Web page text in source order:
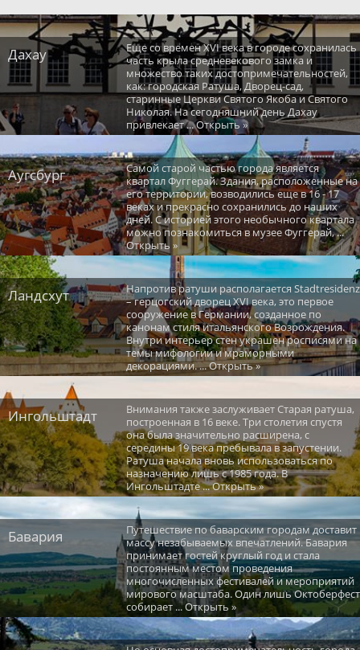
Дахау
Еще со времен XVI века в городе сохранилась
часть крыла средневекового замка и
множество таких достопримечательностей,
как: городская Ратуша, Дворец-сад,
старинные Церкви Святого Якоба и Святого
Николая. На сегодняшний день Дахау
привлекает ... Открыть »
Аугсбург
Самой старой частью города является
квартал Фуггерай. Здания, расположенные на
его территории, возводились еще в 16 - 17
веках и прекрасно сохранились до наших
дней. С историей этого необычного квартала
можно познакомиться в музее Фуггерай, ...
Открыть »
Ландсхут
Напротив ратуши располагается Stadtresidenz
– герцогский дворец XVI века, это первое
сооружение в Германии, созданное по
канонам стиля итальянского Возрождения.
Внутри интерьер стен украшен росписями на
темы мифологии и мраморными
декорациями. ... Открыть »
Ингольштадт
Внимания также заслуживает Старая ратуша,
построенная в 16 веке. Три столетия спустя
она была значительно расширена, с
середины 19 века пребывала в запустении.
Ратуша начала вновь использоваться по
назначению лишь с 1985 года. В
Ингольштадте ... Открыть »
Бавария
Путешествие по баварским городам доставит
массу незабываемых впечатлений. Бавария
принимает гостей круглый год и стала
постоянным местом проведения
многочисленных фестивалей и мероприятий
мирового масштаба. Один лишь Октоберфест
собирает ... Открыть »